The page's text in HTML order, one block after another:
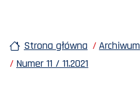
Strona główna Archiwum
Numer 11 / 11.2021